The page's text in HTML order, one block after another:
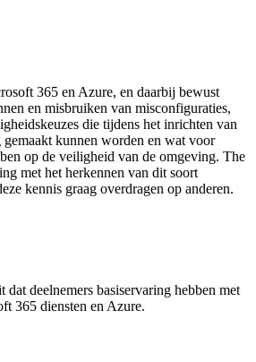
365 en Azure, en daarbij bewust
en misbruiken van misconfiguraties,
die tijdens het inrichten van
kunnen worden en wat voor
op de veiligheid van de omgeving. The
met het herkennen van dit soort
kennis graag overdragen op anderen.
deelnemers basiservaring hebben met
365 diensten en Azure.